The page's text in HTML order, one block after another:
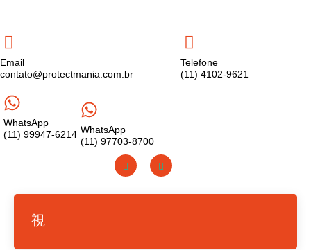
Email
contato@protectmania.com.br
Telefone
(11) 4102-9621
WhatsApp
(11) 99947-6214 WhatsApp
(11) 97703-8700